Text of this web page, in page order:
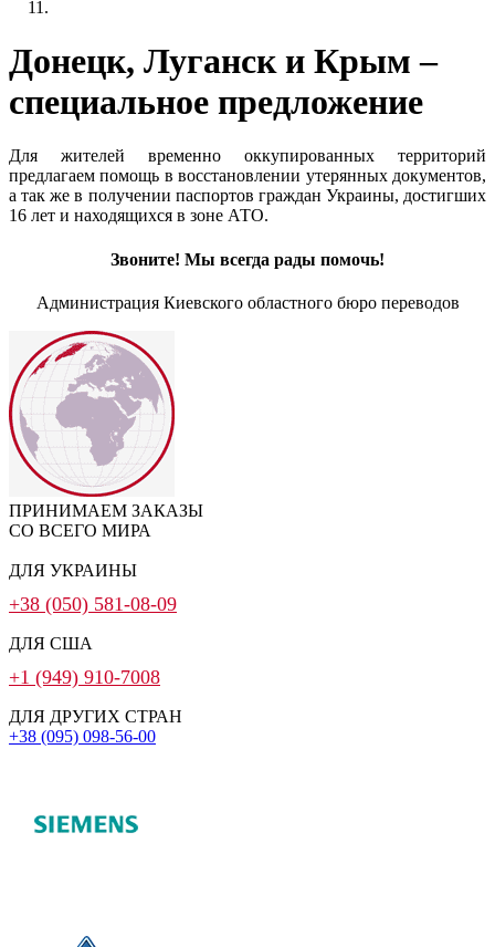
Донецк, Луганск и Крым –
специальное предложение
Для жителей временно оккупированных территорий
предлагаем помощь в восстановлении утерянных документов,
а так же в получении паспортов граждан Украины, достигших
16 лет и находящихся в зоне АТО.
Звоните! Мы всегда рады помочь!
Администрация Киевского областного бюро переводов
ПРИНИМАЕМ ЗАКАЗЫ
СО ВСЕГО МИРА
ДЛЯ УКРАИНЫ
+38 (050) 581-08-09
ДЛЯ США
+1 (949) 910-7008
ДЛЯ ДРУГИХ СТРАН
+38 (095) 098-56-00